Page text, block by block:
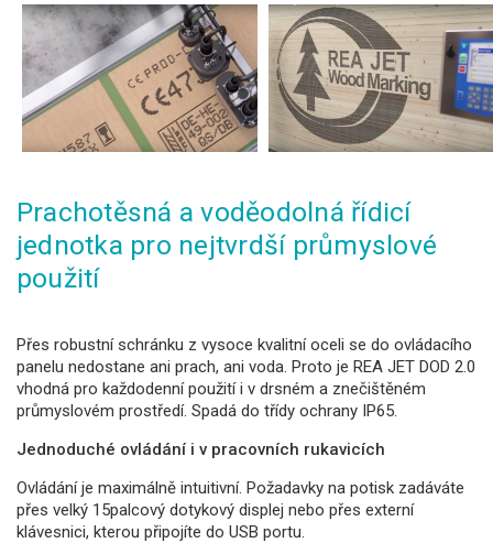
Prachotěsná a voděodolná řídicí
jednotka pro nejtvrdší průmyslové
použití
Přes robustní schránku z vysoce kvalitní oceli se do ovládacího
panelu nedostane ani prach, ani voda. Proto je REA JET DOD 2.0
vhodná pro každodenní použití i v drsném a znečištěném
průmyslovém prostředí. Spadá do třídy ochrany IP65.
Jednoduché ovládání i v pracovních rukavicích
Ovládání je maximálně intuitivní. Požadavky na potisk zadáváte
přes velký 15palcový dotykový displej nebo přes externí
klávesnici, kterou připojíte do USB portu.